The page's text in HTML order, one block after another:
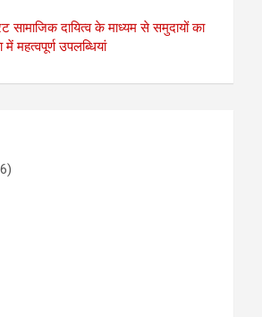
सामाजिक दायित्व के माध्यम से समुदायों का
महत्वपूर्ण उपलब्धियां